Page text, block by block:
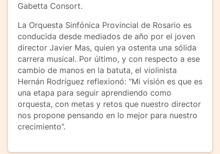
Gabetta Consort.
La Orquesta Sinfónica Provincial de Rosario es
conducida desde mediados de año por el joven
director Javier Mas, quien ya ostenta una sólida
carrera musical. Por último, y con respecto a ese
cambio de manos en la batuta, el violinista
Hernán Rodríguez reflexionó: “Mi visión es que es
una etapa para seguir aprendiendo como
orquesta, con metas y retos que nuestro director
nos propone pensando en lo mejor para nuestro
crecimiento”.